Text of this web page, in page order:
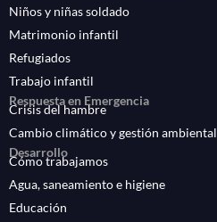
Niños y niñas soldado
Matrimonio infantil
Refugiados
Trabajo infantil
Respuesta en Emergencia
Crisis del hambre
Cambio climático y gestión ambiental
Desarrollo
Cómo trabajamos
Agua, saneamiento e higiene
Educación